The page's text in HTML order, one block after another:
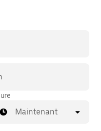
avec un chauffeur de
7/j) qu'avec UberX.
Maintenant